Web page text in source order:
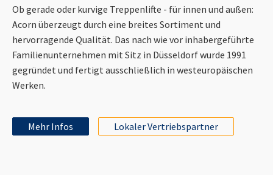
Ob gerade oder kurvige Treppenlifte - für innen und außen:
Acorn überzeugt durch eine breites Sortiment und
hervorragende Qualität. Das nach wie vor inhabergeführte
Familienunternehmen mit Sitz in Düsseldorf wurde 1991
gegründet und fertigt ausschließlich in westeuropäischen
Werken.
Mehr Infos Lokaler Vertriebspartner